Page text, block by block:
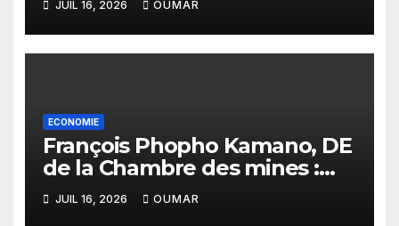
assurer le financement des
infrastructures »
JUIL 16, 2026 OUMAR
ECONOMIE
François Phopho Kamano, DE
de la Chambre des mines :
« la Guinée est aujourd’hui la
meilleure des destinations »
JUIL 16, 2026 OUMAR